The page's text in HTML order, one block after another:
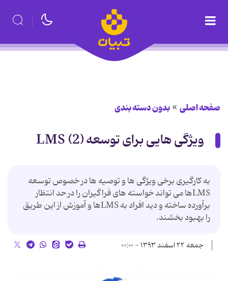
صفحه اصلی بدون دسته بندی
ویژگی هایی برای توسعه LMS (2)
به کارگیری برخی ویژگی ها و توصیه ها در خصوص توسعه
LMSها می تواند خواسته های فراگیران را در حد انتظار
برآورده ساخته و دید افراد به LMSها و آموزش از این طریق
را بهبود بخشند.
جمعه ۲۲ اسفند ۱۳۹۳ - ۰۰:۰۰